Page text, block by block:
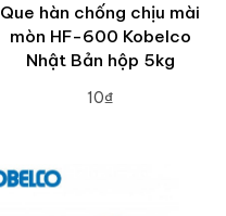
Que hàn chống chịu mài
mòn HF-600 Kobelco
Nhật Bản hộp 5kg
10₫